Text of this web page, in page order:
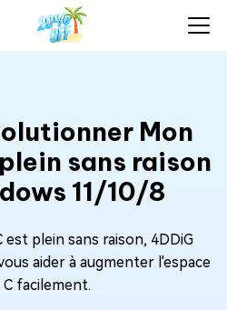
Mon
sans raison
11/10/8
est plein sans raison, 4DDiG
aider à augmenter l'espace
C facilement.